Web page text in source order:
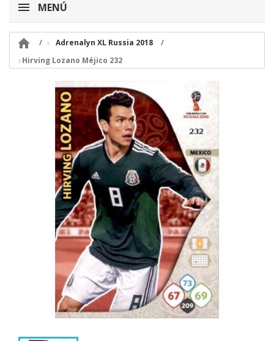
MENÚ

Adrenalyn XL Russia 2018
Hirving Lozano Méjico 232